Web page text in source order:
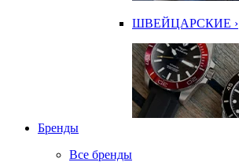
ШВЕЙЦАРСКИЕ ›
Бренды
Все бренды